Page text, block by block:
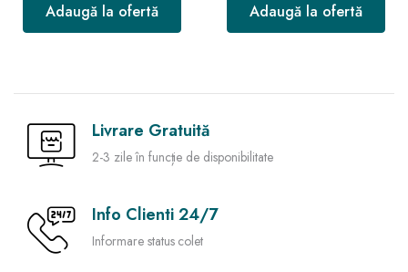
Adaugă la ofertă Adaugă la ofertă
Livrare Gratuită
2-3 zile în funcție de disponibilitate
Info Clienti 24/7
Informare status colet